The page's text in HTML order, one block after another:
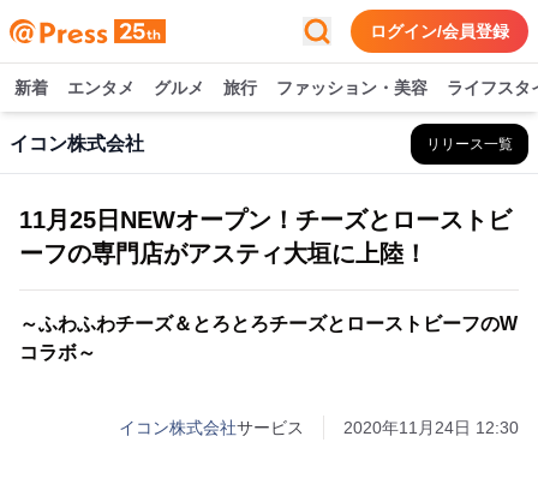
ログイン/会員登録
新着 エンタメ グルメ 旅行 ファッション・美容 ライフスタ
イコン株式会社 リリース一覧
11月25日NEWオープン！チーズとローストビ
ーフの専門店がアスティ大垣に上陸！
～ふわふわチーズ＆とろとろチーズとローストビーフのW
コラボ～
イコン株式会社サービス 2020年11月24日 12:30